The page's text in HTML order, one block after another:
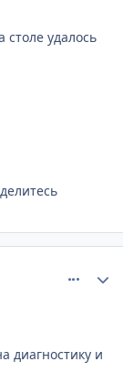
удалось
диагностику и